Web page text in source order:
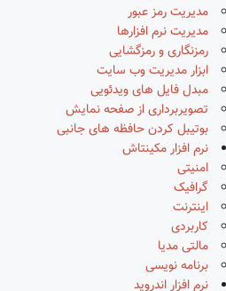
مدیریت رمز عبور
مدیریت نرم افزارها
رمزنگاری و رمزگشایی
ابزار مدیریت وب سایت
مبدل فایل های ویدئویی
تصویربرداری از صفحه نمایش
بوتیبل کردن حافظه های جانبی
نرم افزار مکینتاش
امنیتی
گرافیک
اینترنت
کاربردی
مالتی مدیا
برنامه نویسی
نرم افزار اندروید